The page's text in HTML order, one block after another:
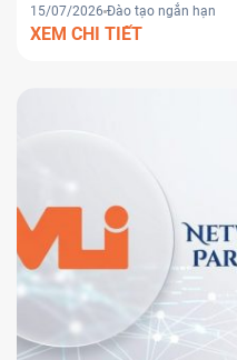
Nam
15/07/2026 Đào tạo ngắn hạn
XEM CHI TIẾT